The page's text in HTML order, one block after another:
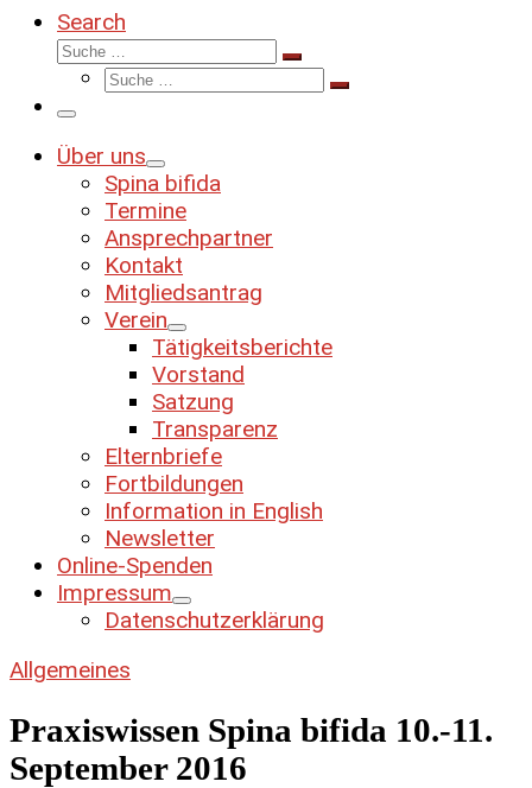
Search
Suche
Suche
Suche
Suche
Menü
Über uns
Spina bifida
Termine
Ansprechpartner
Kontakt
Mitgliedsantrag
Verein
Tätigkeitsberichte
Vorstand
Satzung
Transparenz
Elternbriefe
Fortbildungen
Information in English
Newsletter
Online-Spenden
Impressum
Datenschutzerklärung
Allgemeines
Praxiswissen Spina bifida 10.-11.
September 2016